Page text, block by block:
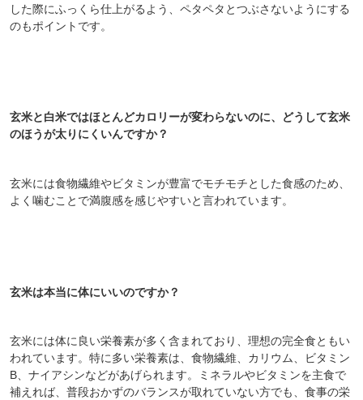
した際にふっくら仕上がるよう、ペタペタとつぶさないようにする
のもポイントです。
玄米と白米ではほとんどカロリーが変わらないのに、どうして玄米
のほうが太りにくいんですか？
玄米には食物繊維やビタミンが豊富でモチモチとした食感のため、
よく噛むことで満腹感を感じやすいと言われています。
玄米は本当に体にいいのですか？
玄米には体に良い栄養素が多く含まれており、理想の完全食ともい
われています。特に多い栄養素は、食物繊維、カリウム、ビタミン
B、ナイアシンなどがあげられます。ミネラルやビタミンを主食で
補えれば、普段おかずのバランスが取れていない方でも、食事の栄